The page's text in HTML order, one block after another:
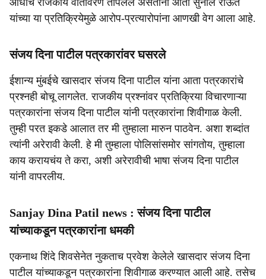
आधीच राजकीय वातावरण तापलेलं असताना आता सुनील राऊत
यांच्या या प्रतिक्रियेमुळे आरोप-प्रत्यारोपांना आणखी वेग आला आहे.
संजय दिना पाटील पत्रकारांवर घसरले
ईशान्य मुंबईचे खासदार संजय दिना पाटील यांना आता पत्रकारांचे
प्रश्नही बोचू लागलेत. राजकीय प्रश्नांवर प्रतिक्रिया विचारणाऱ्या
पत्रकारांना संजय दिना पाटील यांनी पत्रकारांना शिवीगाळ केली.
तुम्ही परत इकडे आलात तर मी तुम्हाला मारुन पाठवेन. अशा शब्दांत
त्यांनी अरेरावी केली. हे मी तुम्हाला पोलिसांसमोर सांगतोय, तुम्हाला
काय करायचंय ते करा, अशी अरेरावीची भाषा संजय दिना पाटील
यांनी वापरलीय.
Sanjay Dina Patil news : संजय दिना पाटील
यांच्याकडून पत्रकारांना धमकी
एकनाथ शिंदे शिवसेनेत नुकताच प्रवेश केलेले खासदार संजय दिना
पाटील यांच्याकडून पत्रकारांना शिवीगाळ करण्यात आली आहे. तसेच